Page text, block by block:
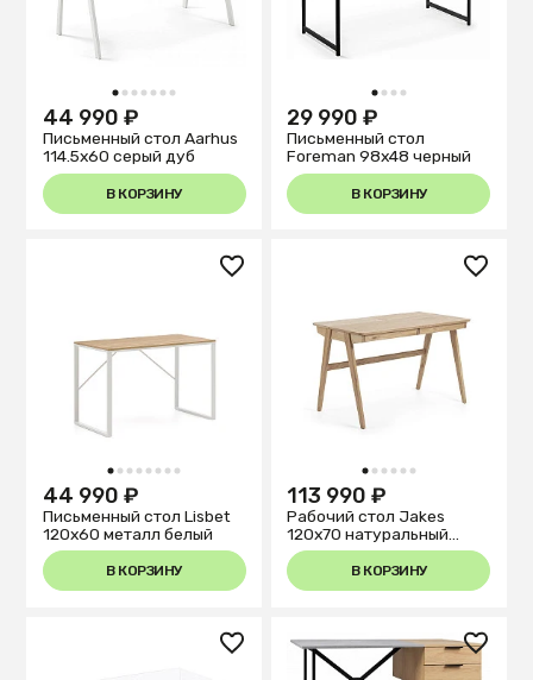
1 2 3 4 5 6 7
44 990 ₽
Письменный стол Aarhus
114.5x60 серый дуб
В КОРЗИНУ
1 2 3 4
29 990 ₽
Письменный стол
Foreman 98x48 черный
В КОРЗИНУ
1 2 3 4 5 6 7 8
44 990 ₽
Письменный стол Lisbet
120x60 металл белый
В КОРЗИНУ
1 2 3 4 5 6
113 990 ₽
Рабочий стол Jakes
120x70 натуральный
шпон
В КОРЗИНУ